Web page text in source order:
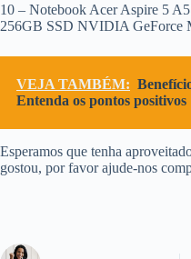
10 – Notebook Acer Aspire 5
256GB SSD NVIDIA GeForce
VEJA TAMBÉM:
Entenda os pontos positivos
Esperamos que tenha
gostou, por favor ajude-nos